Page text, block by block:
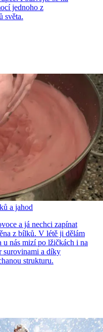
jednoho z
světa.
a jahod
a já nechci zapínat
z bílků. V létě ji dělám
nás mizí po lžičkách i na
surovinami a díky
strukturu.